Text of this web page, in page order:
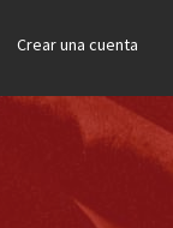
Crear una cuenta